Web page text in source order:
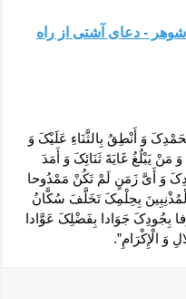
- دعای آشتی از راه
وَ أَنْطِقُ بِالثَّنَاءِ عَلَیْکَ وَ
یَبْلُغُ غَایَةَ ثَنَائِکَ وَ أَمَدَ
وَ أَیَّ زَمَنٍ لَمْ تَکُنْ مَمْدُوحا
بِحِلْمِکَ تَخَلَّفَ سُکَّانُ
جَوَادا بِفَضْلِکَ عَوَّادا
وَ الْإِکْرَامِ”.